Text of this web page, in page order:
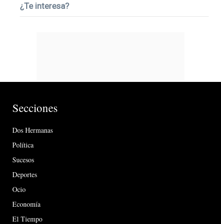
¿Te interesa?
Secciones
Dos Hermanas
Política
Sucesos
Deportes
Ocio
Economía
El Tiempo